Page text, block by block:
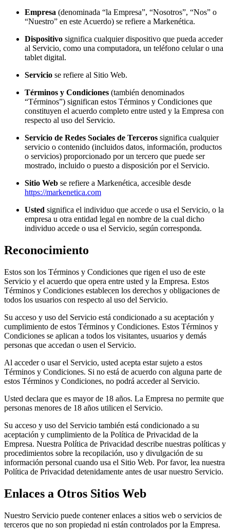
Empresa (denominada “la Empresa”, “Nosotros”, “Nos” o
“Nuestro” en este Acuerdo) se refiere a Markenética.
Dispositivo significa cualquier dispositivo que pueda acceder
al Servicio, como una computadora, un teléfono celular o una
tablet digital.
Servicio se refiere al Sitio Web.
Términos y Condiciones (también denominados
“Términos”) significan estos Términos y Condiciones que
constituyen el acuerdo completo entre usted y la Empresa con
respecto al uso del Servicio.
Servicio de Redes Sociales de Terceros significa cualquier
servicio o contenido (incluidos datos, información, productos
o servicios) proporcionado por un tercero que puede ser
mostrado, incluido o puesto a disposición por el Servicio.
Sitio Web se refiere a Markenética, accesible desde
https://markenetica.com
Usted significa el individuo que accede o usa el Servicio, o la
empresa u otra entidad legal en nombre de la cual dicho
individuo accede o usa el Servicio, según corresponda.
Reconocimiento
Estos son los Términos y Condiciones que rigen el uso de este
Servicio y el acuerdo que opera entre usted y la Empresa. Estos
Términos y Condiciones establecen los derechos y obligaciones de
todos los usuarios con respecto al uso del Servicio.
Su acceso y uso del Servicio está condicionado a su aceptación y
cumplimiento de estos Términos y Condiciones. Estos Términos y
Condiciones se aplican a todos los visitantes, usuarios y demás
personas que accedan o usen el Servicio.
Al acceder o usar el Servicio, usted acepta estar sujeto a estos
Términos y Condiciones. Si no está de acuerdo con alguna parte de
estos Términos y Condiciones, no podrá acceder al Servicio.
Usted declara que es mayor de 18 años. La Empresa no permite que
personas menores de 18 años utilicen el Servicio.
Su acceso y uso del Servicio también está condicionado a su
aceptación y cumplimiento de la Política de Privacidad de la
Empresa. Nuestra Política de Privacidad describe nuestras políticas y
procedimientos sobre la recopilación, uso y divulgación de su
información personal cuando usa el Sitio Web. Por favor, lea nuestra
Política de Privacidad detenidamente antes de usar nuestro Servicio.
Enlaces a Otros Sitios Web
Nuestro Servicio puede contener enlaces a sitios web o servicios de
terceros que no son propiedad ni están controlados por la Empresa.